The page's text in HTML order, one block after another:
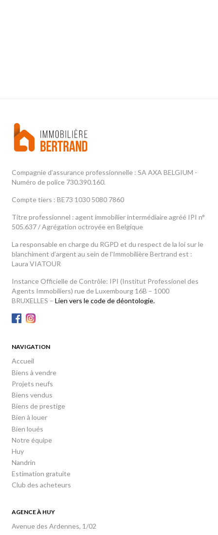
Compagnie d’assurance professionnelle : SA AXA BELGIUM -
Numéro de police 730.390.160.
Compte tiers : BE73 1030 5080 7860
Titre professionnel : agent immobilier intermédiaire agréé IPI n°
505.637 / Agrégation octroyée en Belgique
La responsable en charge du RGPD et du respect de la loi sur le
blanchiment d’argent au sein de l'Immobilière Bertrand est :
Laura VIATOUR
Instance Officielle de Contrôle: IPI (Institut Professionel des
Agents Immobiliers) rue de Luxembourg 16B – 1000
BRUXELLES – Lien vers le code de déontologie.
NAVIGATION
Accueil
Biens à vendre
Projets neufs
Biens vendus
Biens de prestige
Bien à louer
Bien loués
Notre équipe
Huy
Nandrin
Estimation gratuite
Club des acheteurs
AGENCE À HUY
Avenue des Ardennes, 1/02